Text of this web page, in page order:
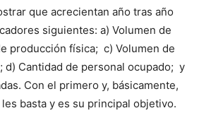
que acrecientan año tras año
siguientes: a) Volumen de
producción física; c) Volumen de
d) Cantidad de personal ocupado; y
Con el primero y, básicamente,
basta y es su principal objetivo.